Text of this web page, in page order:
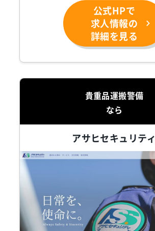
公式HPで
求人情報の
詳細を見る
貴重品運搬警備
なら
アサヒセキュリティ